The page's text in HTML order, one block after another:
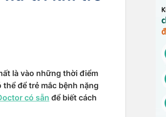
là vào những thời điểm
để trẻ mắc bệnh nặng
có sẵn để biết cách